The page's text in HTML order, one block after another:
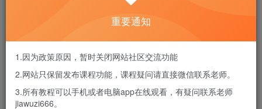
重要通知
1.因为政策原因，暂时关闭网站社区交流功能
2.网站只保留发布课程功能，课程疑问请直接微信联系老师。
3.所有教程可以手机或者电脑app在线观看，有疑问联系老师
jiawuzi666。